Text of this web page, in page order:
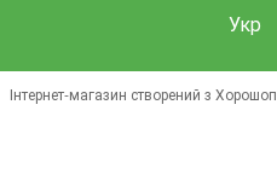
Укр
Інтернет-магазин створений з Хорошоп